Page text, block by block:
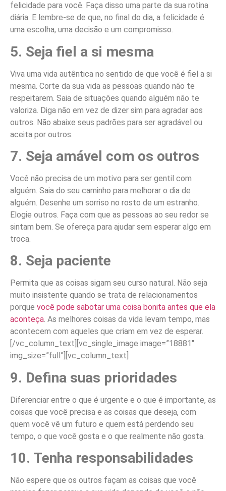
felicidade para você. Faça disso uma parte da sua rotina
diária. E lembre-se de que, no final do dia, a felicidade é
uma escolha, uma decisão e um compromisso.
5. Seja fiel a si mesma
Viva uma vida autêntica no sentido de que você é fiel a si
mesma. Corte da sua vida as pessoas quando não te
respeitarem. Saia de situações quando alguém não te
valoriza. Diga não em vez de dizer sim para agradar aos
outros. Não abaixe seus padrões para ser agradável ou
aceita por outros.
7. Seja amável com os outros
Você não precisa de um motivo para ser gentil com
alguém. Saia do seu caminho para melhorar o dia de
alguém. Desenhe um sorriso no rosto de um estranho.
Elogie outros. Faça com que as pessoas ao seu redor se
sintam bem. Se ofereça para ajudar sem esperar algo em
troca.
8. Seja paciente
Permita que as coisas sigam seu curso natural. Não seja
muito insistente quando se trata de relacionamentos
porque você pode sabotar uma coisa bonita antes que ela
aconteça. As melhores coisas da vida levam tempo, mas
acontecem com aqueles que criam em vez de esperar.
[/vc_column_text][vc_single_image image=”18881″
img_size=”full”][vc_column_text]
9. Defina suas prioridades
Diferenciar entre o que é urgente e o que é importante, as
coisas que você precisa e as coisas que deseja, com
quem você vê um futuro e quem está perdendo seu
tempo, o que você gosta e o que realmente não gosta.
10. Tenha responsabilidades
Não espere que os outros façam as coisas que você